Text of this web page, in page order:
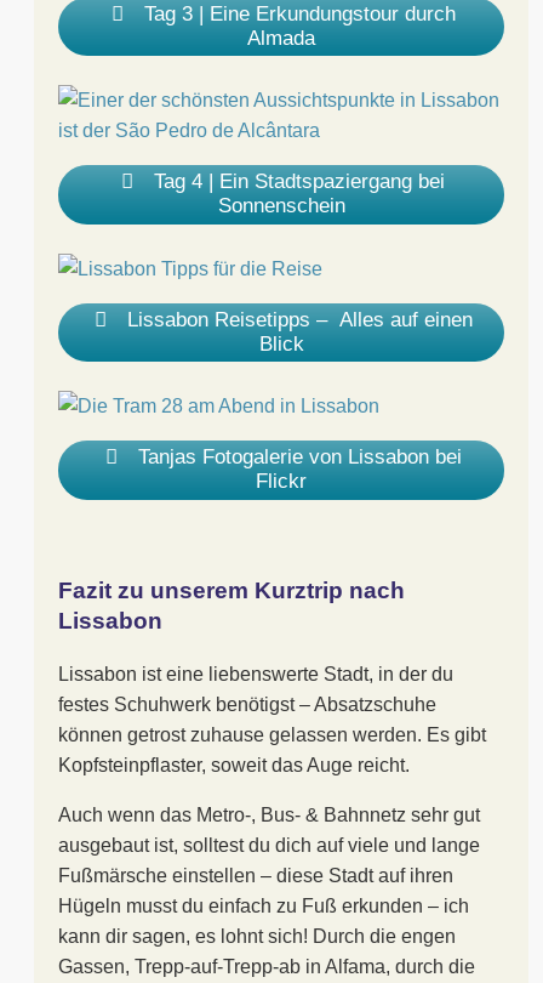
Tag 3 | Eine Erkundungstour durch
Almada
Tag 4 | Ein Stadtspaziergang bei
Sonnenschein
Lissabon Reisetipps – Alles auf einen
Blick
Tanjas Fotogalerie von Lissabon bei
Flickr
Fazit zu unserem Kurztrip nach
Lissabon
Lissabon ist eine liebenswerte Stadt, in der du
festes Schuhwerk benötigst – Absatzschuhe
können getrost zuhause gelassen werden. Es gibt
Kopfsteinpflaster, soweit das Auge reicht.
Auch wenn das Metro-, Bus- & Bahnnetz sehr gut
ausgebaut ist, solltest du dich auf viele und lange
Fußmärsche einstellen – diese Stadt auf ihren
Hügeln musst du einfach zu Fuß erkunden – ich
kann dir sagen, es lohnt sich! Durch die engen
Gassen, Trepp-auf-Trepp-ab in Alfama, durch die